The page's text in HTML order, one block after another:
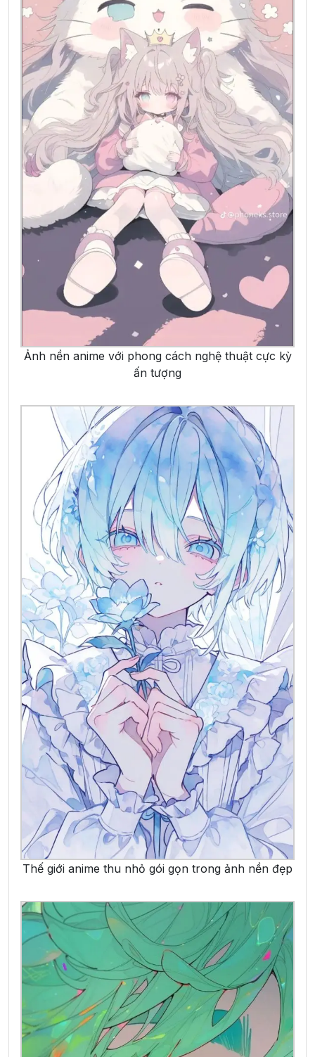
Ảnh nền anime với phong cách nghệ thuật cực kỳ
ấn tượng
Thế giới anime thu nhỏ gói gọn trong ảnh nền đẹp